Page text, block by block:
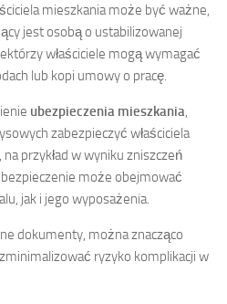
mieszkania może być ważne,
jest osobą o ustabilizowanej
właściciele mogą wymagać
lub kopi umowy o pracę.
ubezpieczenia mieszkania,
zabezpieczyć właściciela
przykład w wyniku zniszczeń
może obejmować
jak i jego wyposażenia.
dokumenty, można znacząco
ryzyko komplikacji w